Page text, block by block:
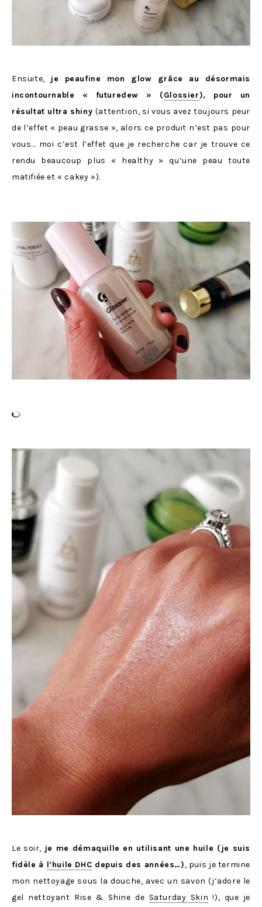
Ensuite,
je peaufine mon glow grâce au désormais
incontournable « futuredew » (Glossier), pour un
résultat ultra shiny (attention, si vous avez toujours peur
de l’effet « peau grasse », alors ce produit n’est pas pour
vous… moi c’est l’effet que je recherche car je trouve ce
rendu beaucoup plus « healthy » qu’une peau toute
matifiée et « cakey »).
Le soir, je me démaquille en utilisant une huile (je suis
fidèle à l’huile DHC depuis des années…), puis je termine
mon nettoyage sous la douche, avec un savon (j’adore le
gel nettoyant Rise & Shine de Saturday Skin !), que je